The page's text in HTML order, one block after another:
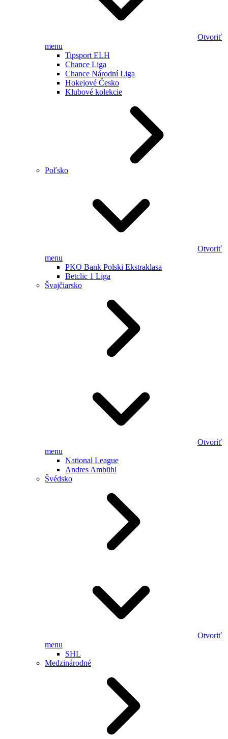
Otvoriť
menu
Tipsport ELH
Chance Liga
Chance Národní Liga
Hokejové Česko
Klubové kolekcie
Poľsko
Otvoriť
menu
PKO Bank Polski Ekstraklasa
Betclic 1 Liga
Švajčiarsko
Otvoriť
menu
National League
Andres Ambühl
Švédsko
Otvoriť
menu
SHL
Medzinárodné